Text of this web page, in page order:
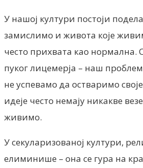
У нашој култури постоји
замислимо и живота које
често прихвата као нормална.
пуког лицемерја – наш
не успевамо да остваримо
идеје често немају никакве
живимо.
У секуларизованој култури,
елиминише – она се гура на